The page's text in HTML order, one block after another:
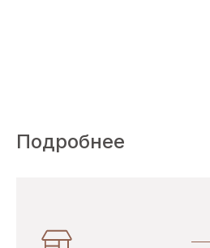
Подробнее